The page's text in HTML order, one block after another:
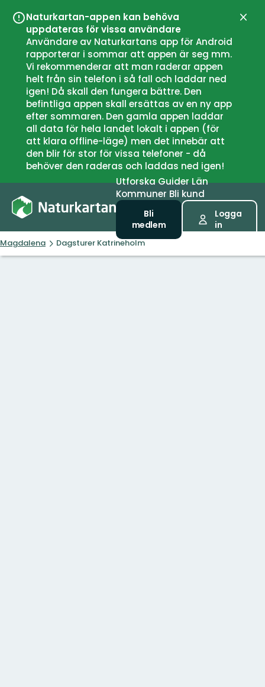
Naturkartan-appen kan behöva
uppdateras för vissa användare
Användare av Naturkartans app för Android
rapporterar i sommar att appen är seg mm.
Vi rekommenderar att man raderar appen
helt från sin telefon i så fall och laddar ned
igen! Då skall den fungera bättre. Den
befintliga appen skall ersättas av en ny app
efter sommaren. Den gamla appen laddar
all data för hela landet lokalt i appen (för
att klara offline-läge) men det innebär att
den blir för stor för vissa telefoner - då
behöver den raderas och laddas ned igen!
UtforskaGuiderLän
Kommuner Bli kund
Bli
medlem
Logga
in
Magdalena Dagsturer Katrineholm